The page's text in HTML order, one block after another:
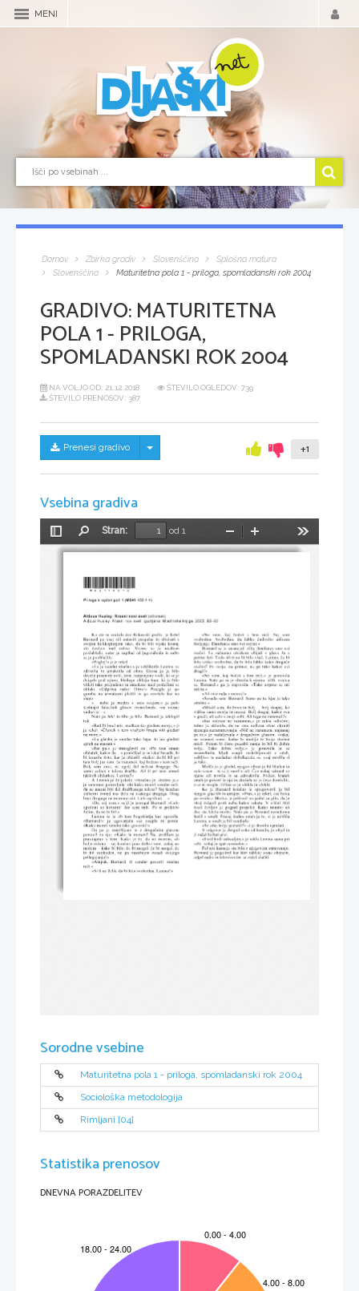
MENI
Domov Zbirka gradiv Slovenščina
Splošna matura
Slovenščina
Maturitetna pola 1 - priloga, spomladanski rok 2004
GRADIVO:MATURITETNA
POLA 1 - PRILOGA,
SPOMLADANSKI ROK 2004
NA VOLJO OD: 21.12.2018
ŠTEVILO OGLEDOV: 739
ŠTEVILO PRENOSOV: 387
Prenesi gradivo Skrij/prikaži meni +1
Vsebina gradiva
Preklopi
stransko
Stran:
od 1
Pomanjšaj
Priloga k izpitni p oli 1 (M041-103-1-1 )
A l dous  Huxl e y: Kr asni no vi svet (odlomek)
Ald ous  H uxle y :  Krasni  no vi  svet.  Ljubljan a:  Mla di nska  knjiga,  200 3.  9 0–9 3
Ko     sta     se     vračala     čez     Rok avski     preliv,     je     hotel
Bernard         po         vsej         sili         ustaviti         propeler         in         obviseti         s
svojim         helikopterjem         tako,         da         bi         bili         vijaki         komaj
sto                       čevljev                       nad                       valovi.                       Vreme                       se                       je                       medtem
poslabšalo,       veter       je       zapihal       od       jugozahoda       in       nebo
se je  pooblačilo.
» Poglej!« ji je rekel.
»To   je   vendar   strašno,«   je   v zkliknila   Lenina,   se
zdrznila               in               umaknila               od               okna.               Groza               jo               je               bilo
drveče  praznote  noči,  črne,  razpenjene  vode,  ki  se  je
dvigala        pod        njima,        bledega        obličja        lune,        ki        je        bilo
videti    tako    prepadeno    in    zmedeno     med    podečimi    se
oblaki.                      »Odpriva                      radio!                      Hitro!«                      Posegla                      je                      po
gu mbu           na           ar maturni           plošči           in           ga           zavrtela           kar           na
slepo.
» ...               nebo               je               modro               v               srcu               tvojem, «               je               pelo
šestnajst                falzetnih                glasov tremolando,                »in                vreme
vedno je  ...«
Nato    pa    hrk!    in    tiho    je    bilo.    Bernard    je    izklopil
tok.
» Rad  bi  imel  mir,  medtem  ko  gledam   morje,«  ji
je       rekel.       »Člo vek       v       tem        vražjem       hrupu       niti       gledati
ne more. «
»Ta         glasba        je        vendar        tako        lepa.        In        jaz        gledati
sploh ne  maram. «
»Jaz                pa, «                je                trmoglavil                on.                 »Pri                tem                ima m
občutek,  kakor  da  ...«  po mišljal  je  in  iskal  besede,  ki
bi      izrazile      tisto,      kar      je      občutil,      » kakor      da      bi      bil      pri
tem   bolj   jaz   sam,   če   razu m eš,   kaj   hočem   s   te m   reči.
Bolj             sam             zase,             ne             zgolj             del             nečesa             drugega.             Ne
samo          celica          v          telesu          družbe.          Ali          ti          pri          tem          nimaš
takšnih občutkov, Lenina?«
A     Lenina    je     že    jokala.     »Strašno    je,    strašno    je,«
je    venomer    ponavljala.     » In     ka ko     moreš    vendar    reči,
da     ne     maraš     biti     del     družbenega     telesa?     Saj     končno
sleherni        izmed        nas        dela        za        vsake ga        drugega.        Drug
brez drugega ne moremo nič. Celo epsiloni ... «
» Da,     saj     vem, «      se     ji     je     porogal     Bernard.      »Celo
epsiloni            so            koristni!            Jaz            sem            tudi.            Pa            si            prekleto
želim, da ne bi bil! «
Lenina           se           je           ob           tem           bog okletju           kar           zgrozila.
» Bernard!«                      je                     ugovarjala                     vsa                     osupla                     in                     potrta.
»Ka ko  moreš vendar tako govoriti?«
On             pa             je             zamišljeno             in             z             drugačnim             glasom
ponovil         za         njo:         »Kako         le         more m?         Ne,         problem         je
pravzaprav           v            tem:           Kako           je           to,           da           ne           more m,           ali
bolje   rečeno   –   saj   končno   prav   dobro   vem,   za kaj   ne
more m    –     kako    bi    bilo,    če    bi    mo gel,    če    bi    mo gel,    če
bi              bil              svoboden,              ne              pa              zasužnjen              zaradi              svojega
prilagajanja?«
» A mpa k,                 Bernard,                 ti                 vendar                 govoriš                 strašne
reči.«
» Si ti ne želiš, da bi bila svobodna, Lenina?«
» Ne                     ve m,                     kaj                    hočeš                    s                    tem                    reči.                    Saj                    sem
svobodna.                 Svobodna,                 da                 lahko                 čudovito                 uživam
življenje. Dandanes smo vsi srečni.«
Bernard    se    je    zasmejal.    »D a,    dandanes    smo    vsi
srečni.           To           začnemo           otrokom            vbijati           v           glavo           že           s
petimi   leti.   Toda   ali   ti   ne   bi   bilo   všeč,   Lenina,   če   bi
bila    toliko    svobodna,    da    bi    bila    lahko    kako    drugače
srečna?        Po        svoje,        na        primer,        ne        pa        tako        kakor        vsi
drugi?«
» Ne           ve m,           kaj          hočeš          s          tem          reči, «          je          ponovila
Lenina.    Nato    pa    se    je    obrnila    k    njemu.     » Oh,     vrniva
se,        Bernard,«         ga        je        zaprosila.        »Tako        zoprno        se         mi
zdi tu.«
» Ali nisi rada z menoj?«
» Seveda  se m,  Bernard.  Samo  ne  tu,   kjer  je  tako
strašno.«
»Mislil     sem,     da     bova     tu     bolj     ...     bolj     skupaj,     ko
vidiva   samo   morje   in   mesec.   Bolj   skupaj,   kakor   sva
v  gneči, ali celo v moji sobi. Ali tega ne razumeš? «
»Jaz            ničesar            ne            razume m,«             je            rekla            odločno;
trdno           je           sklenila,           da           ne           sme           nobena           stvar           okrniti
njenega    nerazumevanja.    »Nič    ne    razume m,    najmanj
pa        to,«        je        nadaljevala        z        drugačnim         glasom,         » za kaj
ne          vza meš some,          kadar          te           mučijo          te          tvoje          strašne
misli.        Potem        bi        čisto        pozabil        nanje        in        bil        bi        dobre
volje.                          Tako                          dobre                          volje, «                          je                          ponovila                          in                          se
nasmehnila,                     kljub                     osupli                     zaskrbljenosti                     v                     očeh,
vabljivo       in       nasladno       dobrikajoče       se,       vsaj       mislila       si
je   ta k o .
Molče  jo  je  gledal,  njegov   obraz  je  bil  hladen  in
zelo  resen  –  in  se  ji  zazrl  v  oči.  Čez  nekaj  sekund  so
njene             oči             trznile             in             se             odma knile,             živčen,             kratek
smeh   je   privrel  iz   nje  in  skušala   se  je  česa   domisliti,
a se ni mogla. Tišina se je vlekla in vlekla.
Ko              je              Bernard              končno              le              spregovoril,              je              bil
njegov   glas  tih  in  utrujen.  » Prav, «  je  rekel,  »se  bova
pa   vrnila.«   Močno   je   pritisnil   na   pedal   za   plin,   da   je
stroj        švignil        proti        nebu        kakor        raketa.        V        višini        štiri
tisoč          čevljev          je          pognal          propeler.          Kako          minuto          ali
dve     sta     letela     molče.     Nato     pa     je     Bernard     nenadoma
bušil     v     s meh.     Precej     čuden     smeh     je     to,     si     je     mislila
Lenina, a smeh je bil vendarle.
» Se zdaj bolje počutiš?« si je drznila vprašati.
V  odgovor  je  dvignil  roko  od  kr mila,  jo  objel  in
ji začel božati prsi.
» Ford  bodi  zahvaljen,«  je  rekla  Lenina  sama  pri
sebi, »zdaj je spet normalen. «
Pol  ure  kasneje  sta  bila  v  n jegove m  stanovanju.
Bernard      je      pogoltnil      kar      štiri      tablete some
      obenem,
odprl radio in televizor ter se začel slačiti.
Sorodne vsebine
Maturitetna pola 1 - priloga, spomladanski rok 2004
Sociološka metodologija
Rimljani [04]
Statistika prenosov
DNEVNA PORAZDELITEV